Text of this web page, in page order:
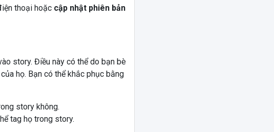
thoại hoặc cập nhật phiên bản
story. Điều này có thể do bạn bè
họ. Bạn có thể khắc phục bằng
story không.
tag họ trong story.